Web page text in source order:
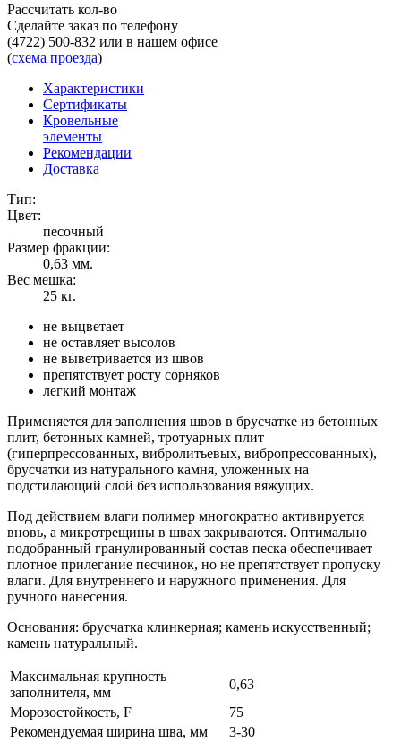
Рассчитать кол-во
Сделайте заказ по телефону
(4722) 500-832 или в нашем офисе
(схема проезда)
Характеристики
Сертификаты
Кровельные
элементы
Рекомендации
Доставка
Тип:
Цвет:
песочный
Размер фракции:
0,63 мм.
Вес мешка:
25 кг.
не выцветает
не оставляет высолов
не выветривается из швов
препятствует росту сорняков
легкий монтаж
Применяется для заполнения швов в брусчатке из бетонных
плит, бетонных камней, тротуарных плит
(гиперпрессованных, вибролитьевых, вибропрессованных),
брусчатки из натурального камня, уложенных на
подстилающий слой без использования вяжущих.
Под действием влаги полимер многократно активируется
вновь, а микротрещины в швах закрываются. Оптимально
подобранный гранулированный состав песка обеспечивает
плотное прилегание песчинок, но не препятствует пропуску
влаги. Для внутреннего и наружного применения. Для
ручного нанесения.
Основания: брусчатка клинкерная; камень искусственный;
камень натуральный.
Максимальная крупность
заполнителя, мм
0,63
Морозостойкость, F
75
Рекомендуемая ширина шва, мм
3-30